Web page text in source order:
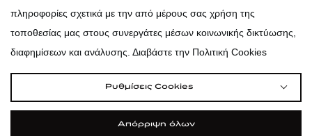
πληροφορίες σχετικά με την από μέρους σας χρήση της
τοποθεσίας μας στους συνεργάτες μέσων κοινωνικής δικτύωσης,
διαφημίσεων και ανάλυσης. Διαβάστε την Πολιτική Cookies
Ρυθμίσεις Cookies
Απόρριψη όλων